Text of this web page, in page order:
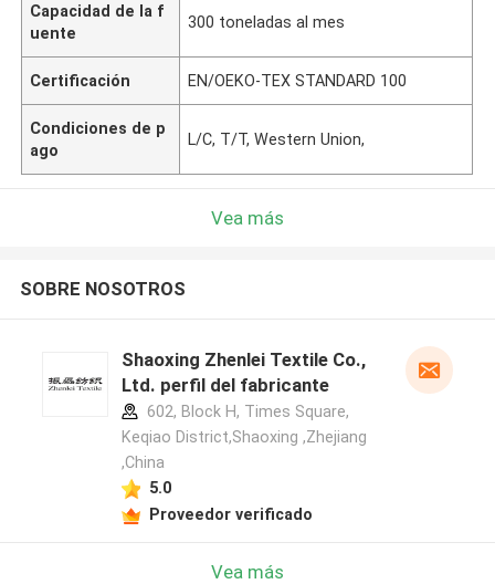
Capacidad de la f
uente
300 toneladas al mes
Certificación EN/OEKO-TEX STANDARD 100
Condiciones de p
ago
L/C, T/T, Western Union,
Vea más
SOBRE NOSOTROS
Shaoxing Zhenlei Textile Co.,
Ltd. perfil del fabricante
602, Block H, Times Square,
Keqiao District,Shaoxing ,Zhejiang
,China
5.0
Proveedor verificado
Vea más